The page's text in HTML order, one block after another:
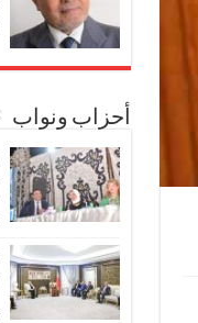
أحزاب ونواب